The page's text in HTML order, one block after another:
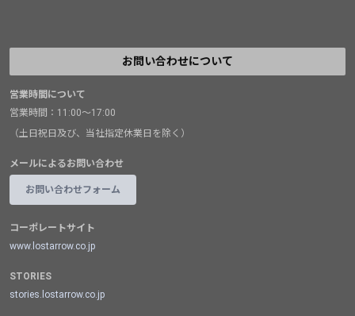
お問い合わせについて
営業時間について
営業時間：11:00～17:00
（土日祝日及び、当社指定休業日を除く）
メールによるお問い合わせ
お問い合わせフォーム
コーポレートサイト
www.lostarrow.co.jp
STORIES
stories.lostarrow.co.jp